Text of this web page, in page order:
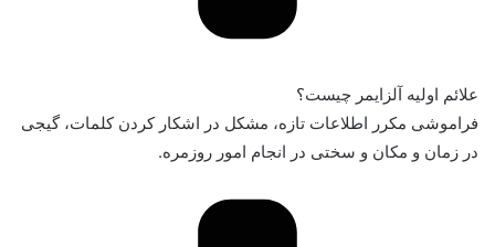
علائم اولیه آلزایمر چیست؟
فراموشی مکرر اطلاعات تازه، مشکل در اشکار کردن کلمات، گیجی
در زمان و مکان و سختی در انجام امور روزمره.